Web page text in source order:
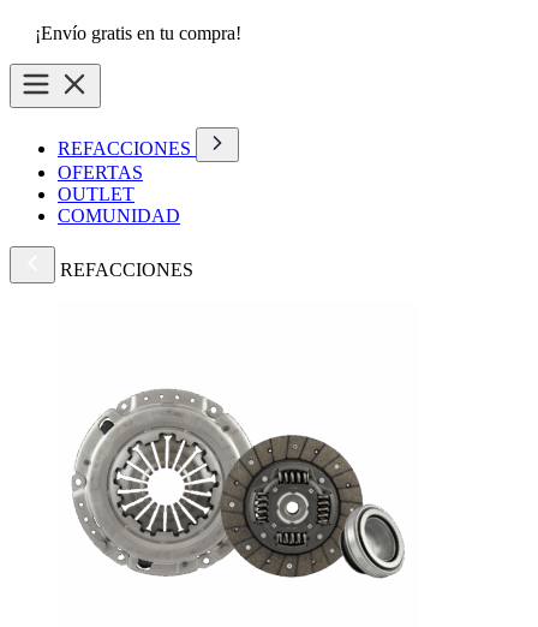
¡Envío gratis en tu compra!
REFACCIONES
OFERTAS
OUTLET
COMUNIDAD
REFACCIONES